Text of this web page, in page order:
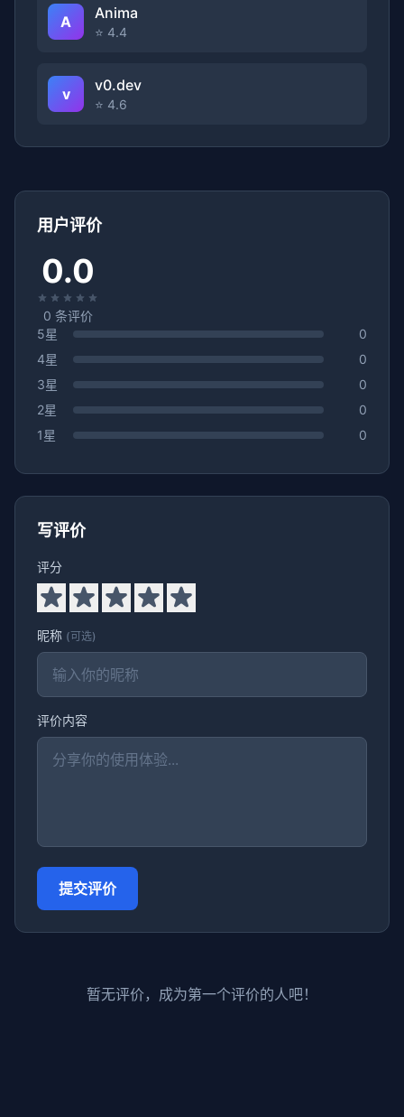
A Anima
⭐ 4.4
v v0.dev
⭐ 4.6
用户评价
0.0
0 条评价
5星
0
4星
0
3星
0
2星
0
1星
0
写评价
评分
昵称 (可选)
评价内容
提交评价
暂无评价，成为第一个评价的人吧！